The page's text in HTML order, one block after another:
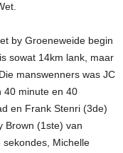
by Groeneweide begin
sowat 14km lank, maar
manswenners was JC
40 minute en 40
en Frank Stenri (3de)
Brown (1ste) van
sekondes, Michelle